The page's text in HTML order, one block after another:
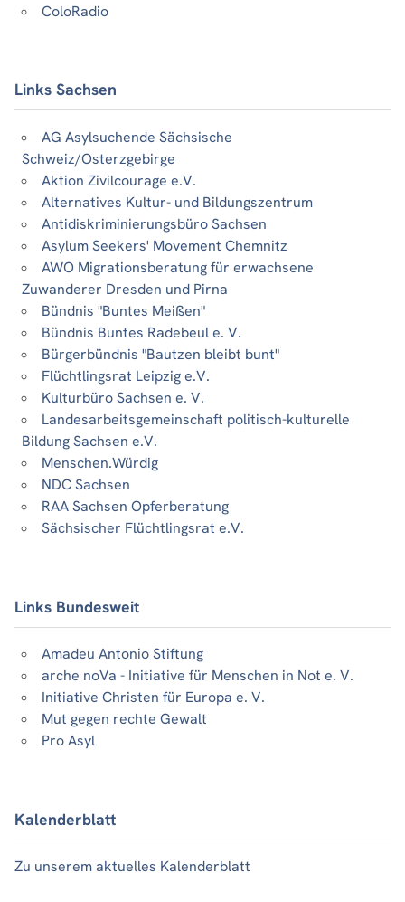
ColoRadio
Links Sachsen
AG Asylsuchende Sächsische
Schweiz/Osterzgebirge
Aktion Zivilcourage e.V.
Alternatives Kultur- und Bildungszentrum
Antidiskriminierungsbüro Sachsen
Asylum Seekers' Movement Chemnitz
AWO Migrationsberatung für erwachsene
Zuwanderer Dresden und Pirna
Bündnis "Buntes Meißen"
Bündnis Buntes Radebeul e. V.
Bürgerbündnis "Bautzen bleibt bunt"
Flüchtlingsrat Leipzig e.V.
Kulturbüro Sachsen e. V.
Landesarbeitsgemeinschaft politisch-kulturelle
Bildung Sachsen e.V.
Menschen.Würdig
NDC Sachsen
RAA Sachsen Opferberatung
Sächsischer Flüchtlingsrat e.V.
Links Bundesweit
Amadeu Antonio Stiftung
arche noVa - Initiative für Menschen in Not e. V.
Initiative Christen für Europa e. V.
Mut gegen rechte Gewalt
Pro Asyl
Kalenderblatt
Zu unserem aktuelles Kalenderblatt